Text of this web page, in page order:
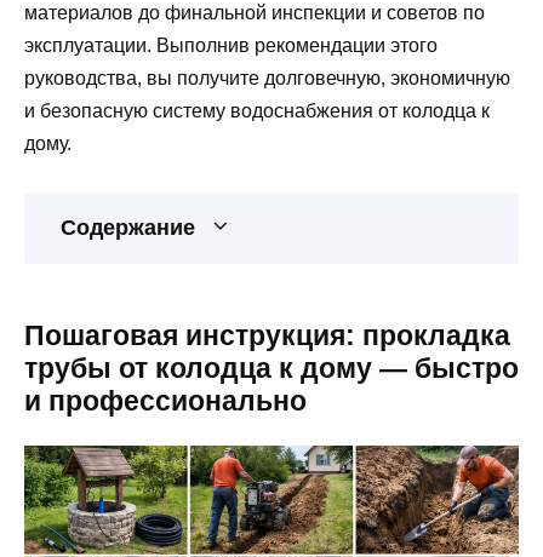
материалов до финальной инспекции и советов по
эксплуатации. Выполнив рекомендации этого
руководства, вы получите долговечную, экономичную
и безопасную систему водоснабжения от колодца к
дому.
Содержание
Пошаговая инструкция: прокладка
трубы от колодца к дому — быстро
и профессионально